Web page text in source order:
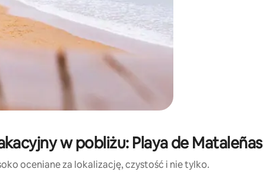
w pobliżu: Playa de Mataleñas
oceniane za lokalizację, czystość i nie tylko.